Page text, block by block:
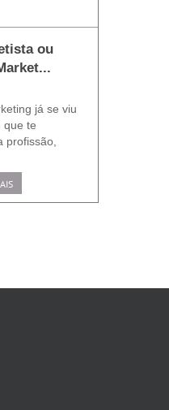
ou
já se viu
que te
profissão,